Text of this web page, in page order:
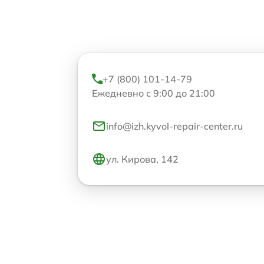
+7 (800) 101-14-79
Ежедневно с 9:00 до 21:00
info@izh.kyvol-repair-center.ru
ул. Кирова, 142